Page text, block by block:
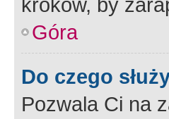
Góra
Do czego
Pozwala Ci na